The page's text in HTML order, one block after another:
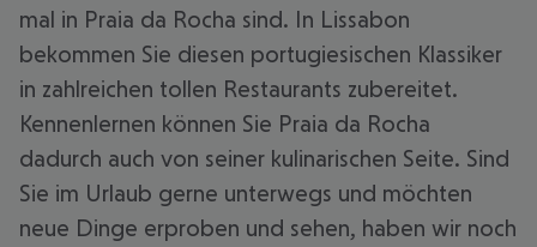
mal in Praia da Rocha sind. In Lissabon
bekommen Sie diesen portugiesischen Klassiker
in zahlreichen tollen Restaurants zubereitet.
Kennenlernen können Sie Praia da Rocha
dadurch auch von seiner kulinarischen Seite. Sind
Sie im Urlaub gerne unterwegs und möchten
neue Dinge erproben und sehen, haben wir noch